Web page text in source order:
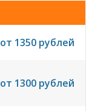
от 1350 рублей
от 1300 рублей